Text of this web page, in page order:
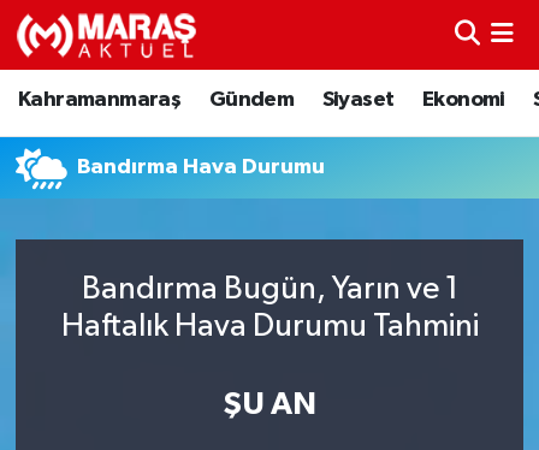
Kahramanmaraş Gündem Siyaset Ekonomi
Bandırma Hava Durumu
Bandırma Bugün, Yarın ve 1
Haftalık Hava Durumu Tahmini
ŞU AN
Kahramanmaraş
Ekonomi
Spor
Nöbetçi Eczaneler
Trafik Durumu
TFF 3.Lig 4.Grup Puan Durumu ve Fikstür